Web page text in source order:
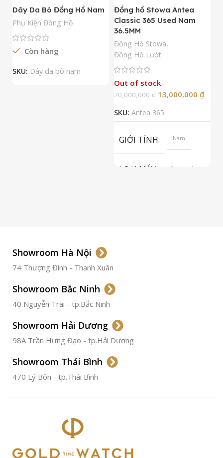
Dây Da Bò Đồng Hồ Nam
Phụ Kiện Đồng Hồ
Còn hàng
SKU: Dây da bò nam
Đồng hồ Stowa Antea
Classic 365 Used Nam
36.5MM
Đồng Hồ Stowa,
Đồng Hồ Lướt
Out of stock
20,000,000₫ 13,000,000 ₫
SKU: Antea 365
GIỚI TÍNH Nam
LOẠI MÁY
Automatic
CHỐNG NƯỚC
Showroom Hà Nội
74 Thượng Đình - Thanh Xuân
Showroom Bắc Ninh
40 Nguyễn Trãi - tp.Bắc Ninh
Showroom Hải Dương
98A Trần Hưng Đạo - tp.Hải Dương
Showroom Thái Bình
470 Lý Bôn - tp.Thái Bình